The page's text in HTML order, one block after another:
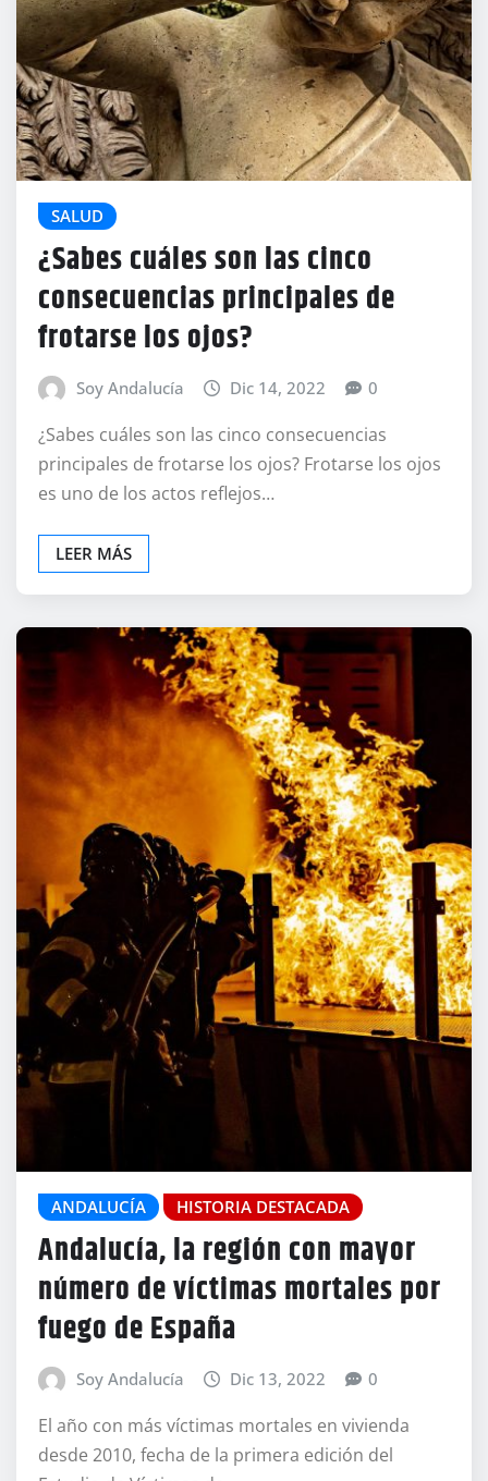
SALUD
¿Sabes cuáles son las cinco
consecuencias principales de
frotarse los ojos?
Soy Andalucía Dic 14, 2022 0
¿Sabes cuáles son las cinco consecuencias
principales de frotarse los ojos? Frotarse los ojos
es uno de los actos reflejos…
LEER MÁS
ANDALUCÍA HISTORIA DESTACADA
Andalucía, la región con mayor
número de víctimas mortales por
fuego de España
Soy Andalucía Dic 13, 2022 0
El año con más víctimas mortales en vivienda
desde 2010, fecha de la primera edición del